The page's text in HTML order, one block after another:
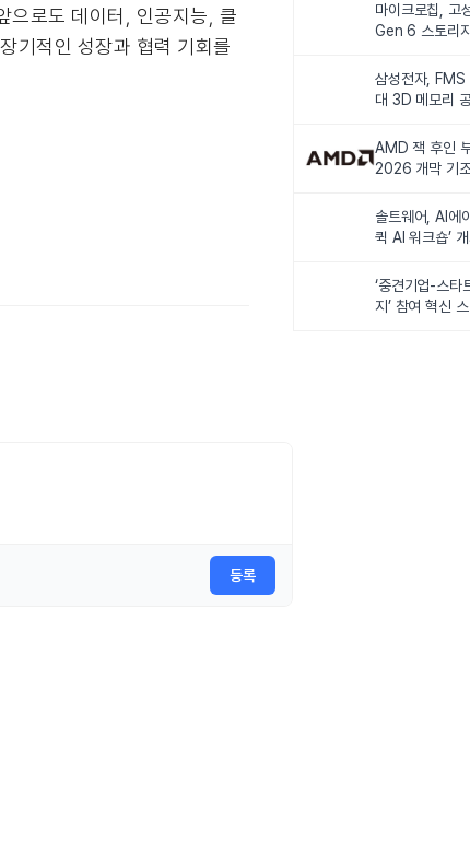
으로도 데이터, 인공지능, 클
기적인 성장과 협력 기회를
등록
마이크로칩, 고
Gen 6 스토리
삼성전자,
대 3D 메모리
AMD 잭 후인
2026 개막 기
솔트웨어, AI에
퀵 AI 워크숍’
‘중견기업-스타
지’ 참여 혁신